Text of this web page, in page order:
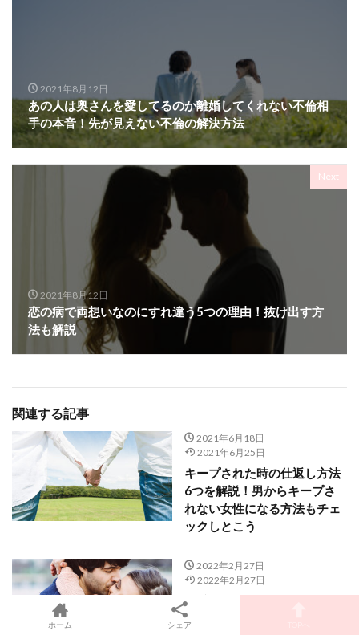
2021年8月12日
あの人は奥さんを愛してるのか離婚してくれない不倫相
手の本音！先が見えない不倫の解決方法
Next
2021年8月12日
恋の病で両想いなのにすれ違う5つの理由！抜け出す方
法も解説
関連する記事
2021年6月18日
2021年6月25日
キープされた時の仕返し方法
6つを解説！男からキープさ
れない女性になる方法もチェ
ックしとこう
2022年2月27日
2022年2月27日
彼氏がいつできるか占いた
い！生年月日で当たる評判の
ホーム シェア